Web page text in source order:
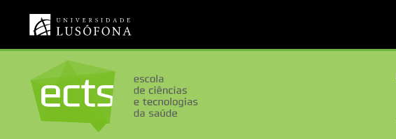
Saltar para o conteúdo principal